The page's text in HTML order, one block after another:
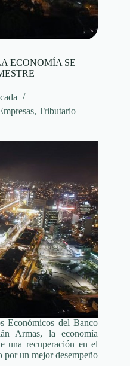
ECONOMÍA SE
, Tributario
Económicos del Banco
Armas, la economía
una recuperación en el
por un mejor desempeño